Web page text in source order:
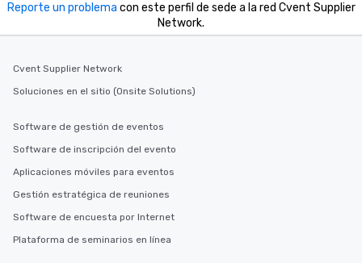
Reporte un problema con este perfil de sede a la red Cvent Supplier
Network.
Cvent Supplier Network
Soluciones en el sitio (Onsite Solutions)
Software de gestión de eventos
Software de inscripción del evento
Aplicaciones móviles para eventos
Gestión estratégica de reuniones
Software de encuesta por Internet
Plataforma de seminarios en línea